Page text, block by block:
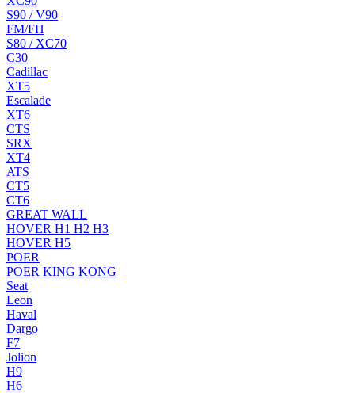
S90 / V90
FM/FH
S80 / XC70
C30
Cadillac
XT5
Escalade
XT6
CTS
SRX
XT4
ATS
CT5
CT6
GREAT WALL
HOVER H1 H2 H3
HOVER H5
POER
POER KING KONG
Seat
Leon
Haval
Dargo
F7
Jolion
H9
H6